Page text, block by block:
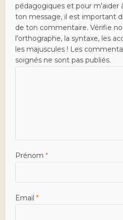
pédagogiques et pour m'aider
ton message, il est important
de ton commentaire. Vérifie
l'orthographe, la syntaxe, les
les majuscules ! Les
soignés ne sont pas publiés.
Prénom*
Email*